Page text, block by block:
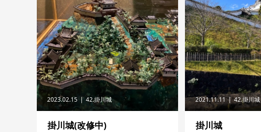
2023.02.15 42.掛川城
掛川城(改修中)
2021.11.11 42.掛川城
掛川城